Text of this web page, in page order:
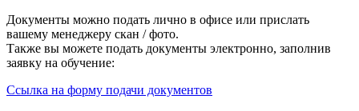
Документы можно подать лично в офисе или прислать
вашему менеджеру скан / фото.
Также вы можете подать документы электронно, заполнив
заявку на обучение:
Ссылка на форму подачи документов